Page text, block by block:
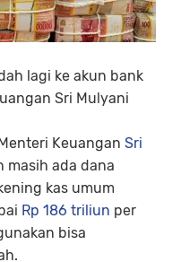
lagi ke akun bank
Sri Mulyani
Keuangan Sri
masih ada dana
kas umum
Rp 186 triliun per
bisa